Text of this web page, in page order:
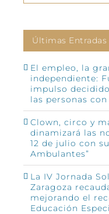
Últimas Entradas
El empleo, la
independiente:
impulso
las personas
Clown, circo y
dinamizará las
12 de julio con
Ambulantes”
La IV Jornada
Zaragoza
mejorando el
Educación